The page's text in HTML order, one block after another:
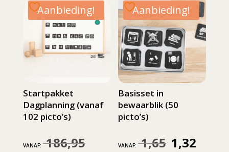
Aanbieding!
Startpakket
Dagplanning (vanaf
102 picto’s)
VANAF: 186,95Oorspronkelijke
Aanbieding!
Basisset in
bewaarblik (50
picto’s)
VANAF:1,65 Oorspronkelijke
1,32